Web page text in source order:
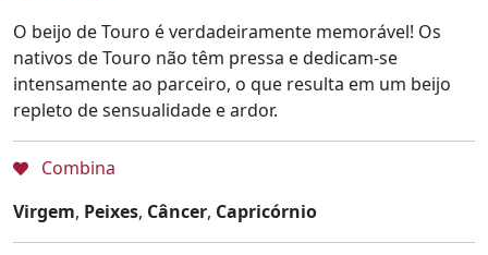
O beijo de Touro é verdadeiramente memorável! Os
nativos de Touro não têm pressa e dedicam-se
intensamente ao parceiro, o que resulta em um beijo
repleto de sensualidade e ardor.
Combina
Virgem, Peixes, Câncer, Capricórnio